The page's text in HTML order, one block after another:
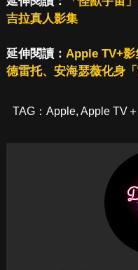
吉拉真人影集
延伸閱讀： Apple TV+
德雷托、安海瑟薇化身
TAG： Apple, Apple TV＋